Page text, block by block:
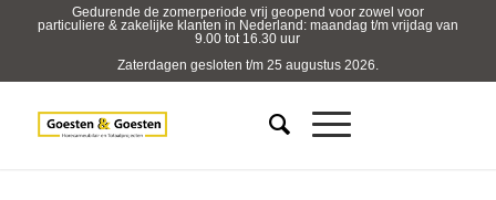
Gedurende de zomerperiode vrij geopend voor zowel voor
particuliere & zakelijke klanten in Nederland: maandag t/m vrijdag van
9.00 tot 16.30 uur
Zaterdagen gesloten t/m 25 augustus 2026.